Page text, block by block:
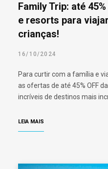
Family Trip: até
e resorts para
crianças!
16/10/2024
Para curtir com a família e
as ofertas de até 45% OFF
incríveis de destinos mais
LEIA MAIS